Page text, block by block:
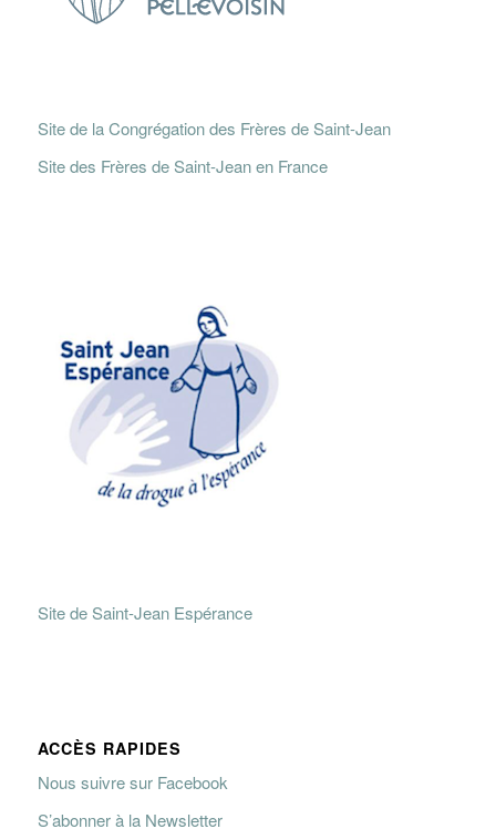
Site de la Congrégation des Frères de Saint-Jean
Site des Frères de Saint-Jean en France
Site de Saint-Jean Espérance
ACCÈS RAPIDES
Nous suivre sur Facebook
S’abonner à la Newsletter